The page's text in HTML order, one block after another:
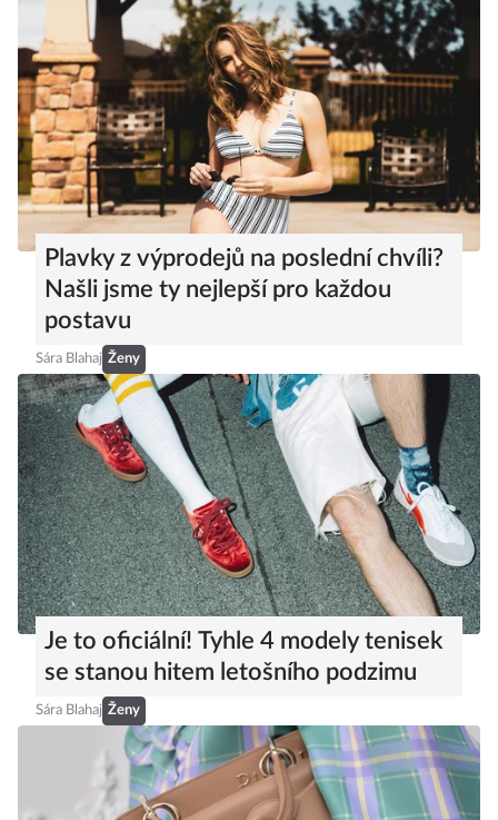
Plavky z výprodejů na poslední chvíli?
Našli jsme ty nejlepší pro každou
postavu
Sára Blahaj Ženy
Je to oficiální! Tyhle 4 modely tenisek
se stanou hitem letošního podzimu
Sára Blahaj Ženy